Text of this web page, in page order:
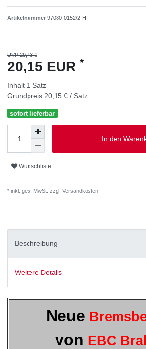
Artikelnummer 97080-0152/2-HI
UVP 29,43 €
20,15 EUR *
Inhalt 1 Satz
Grundpreis 20,15 € / Satz
sofort lieferbar
In den
Wunschliste
* inkl. ges. MwSt. zzgl. Versandkosten
Beschreibung
Weitere Details
Neue
von EBC